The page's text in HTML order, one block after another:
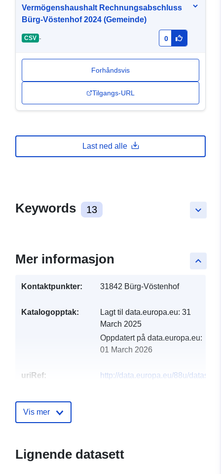
Vermögenshaushalt Rechnungsabschluss
Bürg-Vöstenhof 2024 (Gemeinde)
CSV - 0
Forhåndsvis
Tilgangs-URL
Last ned alle
keyboard_arrow_down
Keywords 13
keyboard_arrow_up
Mer informasjon
Kontaktpunkter: 31842 Bürg-Vöstenhof
Katalogopptak: Lagt til data.europa.eu: 31
March 2025
Oppdatert på data.europa.eu:
01 March 2026
uriRef:
http://data.europa.eu/88u/
Vis mer
Lignende datasett